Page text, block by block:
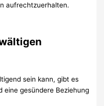
aufrechtzuerhalten.
sein kann, gibt es
eine gesündere Beziehung